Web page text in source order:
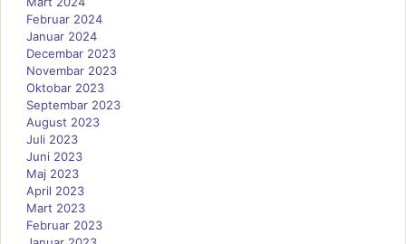
Februar 2024
Januar 2024
Decembar 2023
Novembar 2023
Oktobar 2023
Septembar 2023
August 2023
Juli 2023
Juni 2023
Maj 2023
April 2023
Mart 2023
Februar 2023